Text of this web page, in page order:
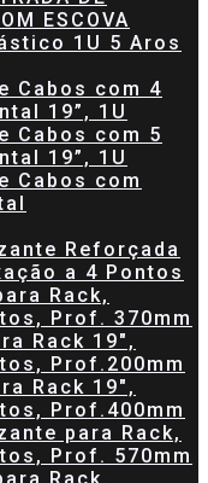
ESCOVA
1U 5 Aros
Cabos com 4
19”, 1U
Cabos com 5
19”, 1U
Cabos com
Reforçada
a 4 Pontos
Rack,
Prof. 370mm
Rack 19″,
Prof.200mm
Rack 19″,
Prof.400mm
para Rack,
Prof. 570mm